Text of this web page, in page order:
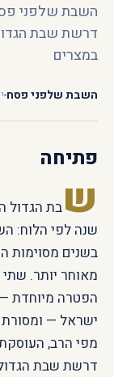
השבת שלפני
דרשת שבת
במצרים
השבת שלפני פסח
פתיחה
שבת הגדול
שנה לפי הלוח:
בשנים מסוימות
מאוחר יותר.
הפטרה מיוחדת
ישראל —
מפי הרב,
דרשת שבת